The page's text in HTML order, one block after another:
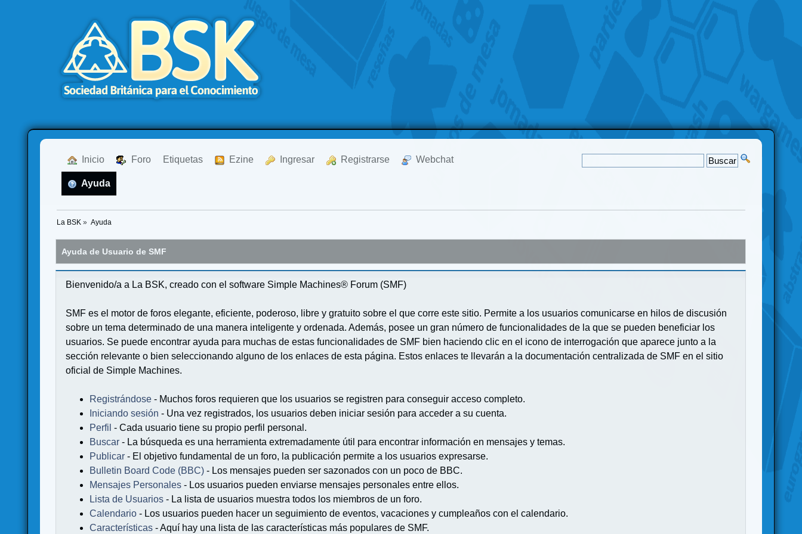
Inicio Foro Etiquetas Ezine Ingresar Registrarse Webchat
Ayuda
La BSK » Ayuda
Ayuda de Usuario de SMF
Bienvenido/a a La BSK, creado con el software Simple Machines® Forum (SMF)
SMF es el motor de foros elegante, eficiente, poderoso, libre y gratuito sobre el que corre este sitio. Permite a los usuarios comunicarse en hilos de discusión
sobre un tema determinado de una manera inteligente y ordenada. Además, posee un gran número de funcionalidades de la que se pueden beneficiar los
usuarios. Se puede encontrar ayuda para muchas de estas funcionalidades de SMF bien haciendo clic en el icono de interrogación que aparece junto a la
sección relevante o bien seleccionando alguno de los enlaces de esta página. Estos enlaces te llevarán a la documentación centralizada de SMF en el sitio
oficial de Simple Machines.
Registrándose - Muchos foros requieren que los usuarios se registren para conseguir acceso completo.
Iniciando sesión - Una vez registrados, los usuarios deben iniciar sesión para acceder a su cuenta.
Perfil - Cada usuario tiene su propio perfil personal.
Buscar - La búsqueda es una herramienta extremadamente útil para encontrar información en mensajes y temas.
Publicar - El objetivo fundamental de un foro, la publicación permite a los usuarios expresarse.
Bulletin Board Code (BBC)- Los mensajes pueden ser sazonados con un poco de BBC.
Mensajes Personales - Los usuarios pueden enviarse mensajes personales entre ellos.
Lista de Usuarios - La lista de usuarios muestra todos los miembros de un foro.
Calendario - Los usuarios pueden hacer un seguimiento de eventos, vacaciones y cumpleaños con el calendario.
Características - Aquí hay una lista de las características más populares de SMF.